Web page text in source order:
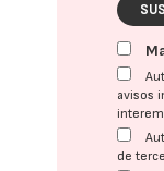
avisos
de